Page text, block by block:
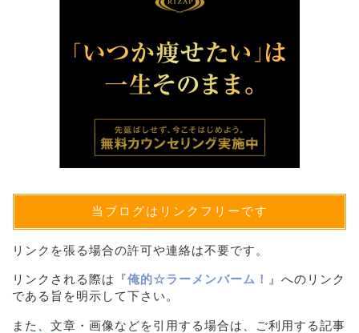
当ブログはリンクフリーです
リンクを張る場合の許可や連絡は不要です。
リンクされる際は『俺的☆ラーメンバーム！ 』へのリンク
である旨を明示して下さい。
また、文章・画像などを引用する場合は、ご利用する記事